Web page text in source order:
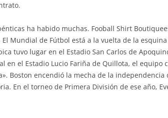
ha habido muchas. Fooball Shirt
Mundial de Fútbol está a la vuelta de la esquina
tuvo lugar en el Estadio San Carlos de
el Estadio Lucio Fariña de Quillota, el equipo
Boston encendió la mecha de la independencia
En el torneo de Primera División de ese año,